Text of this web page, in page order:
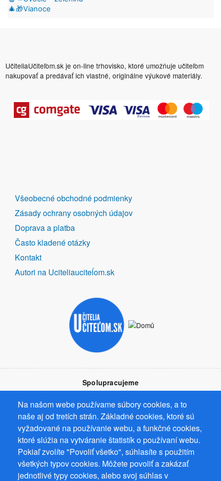
🎄🎁Vianoce
UčiteliaUčiteľom.sk je on-line trhovisko, ktoré umožňuje učiteľom
nakupovať a predávať ich vlastné, originálne výukové materiály.
Na našom webe používame súbory cookies, a to
naše aj od tretích strán. Základné cookies, ktoré sú
vyžadované na používanie webu, a funkčné cookies,
ktoré slúžia na vytváranie štatistík o používaní webu.
Pokiaľ zvolíte "Povoliť všetko", súhlasíte s použitím
všetkých typov cookies. Môžete povoliť a zakázať
jednotlivé typy cookies, alebo svoj súhlas v
DALŠÍ
ODKAZY
Všeobecné obchodné podmienky
Zásady ochrany osobných údajov
Doprava a platba
Často kladené otázky
Kontakt
Autori na Uciteliauciteĺom.sk
Spolupracujeme
Prevádzkovateľ: Mgr. Bc. Žaneta Radimecká, MBA, Ostrov 256, 561
22 Ostrov, IČ 08993033, DIČ CZ9161263958
© 2026
PuzzleWebs s.r.o.